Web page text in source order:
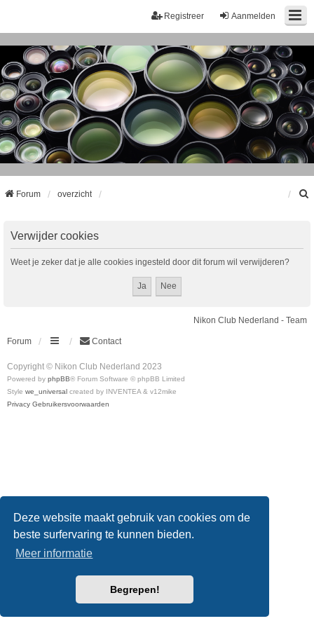
Deze website maakt gebruik van cookies om de
beste surfervaring te kunnen bieden.
Meer informatie
Begrepen!
Aanmelden
Registreer
Forum overzicht
Verwijder cookies
Weet je zeker dat je alle cookies ingesteld door dit forum wil verwijderen?
Nikon Club Nederland - Team
Forum Contact
Copyright © Nikon Club Nederland 2023
Powered by phpBB® Forum Software © phpBB Limited
Style we_universal created by INVENTEA & v12mike
Privacy Gebruikersvoorwaarden